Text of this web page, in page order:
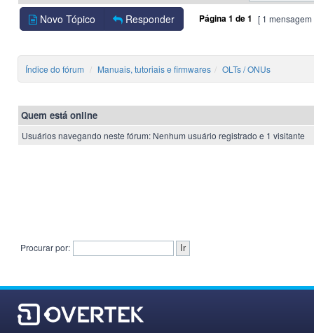
Novo Tópico Responder Página1 de1 [ 1
Índice do fórum Manuais, tutoriais e firmwares OLTs / ONUs
Quem está online
Usuários navegando neste fórum: Nenhum usuário registrado e 1 visitante
Procurar por: